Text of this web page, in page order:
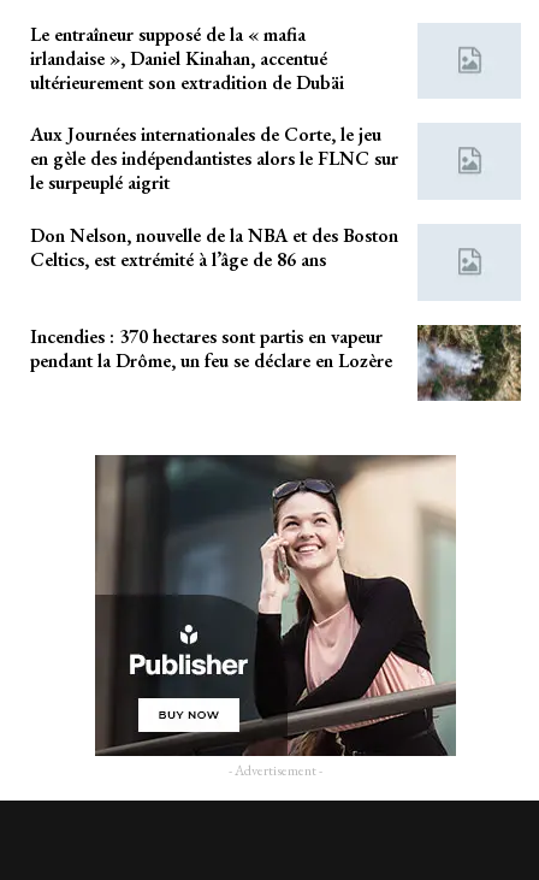
Le entraîneur supposé de la « mafia
irlandaise », Daniel Kinahan, accentué
ultérieurement son extradition de Dubäi
Aux Journées internationales de Corte, le jeu
en gèle des indépendantistes alors le FLNC sur
le surpeuplé aigrit
Don Nelson, nouvelle de la NBA et des Boston
Celtics, est extrémité à l’âge de 86 ans
Incendies : 370 hectares sont partis en vapeur
pendant la Drôme, un feu se déclare en Lozère
- Advertisement -